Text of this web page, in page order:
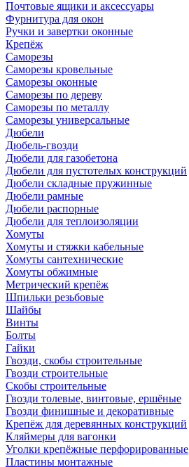
Почтовые ящики и аксессуары
Фурнитура для окон
Ручки и завертки оконные
Крепёж
Саморезы
Саморезы кровельные
Саморезы оконные
Саморезы по дереву
Саморезы по металлу
Саморезы универсальные
Дюбели
Дюбель-гвозди
Дюбели для газобетона
Дюбели для пустотелых конструкций
Дюбели складные пружинные
Дюбели рамные
Дюбели распорные
Дюбели для теплоизоляции
Хомуты
Хомуты и стяжки кабельные
Хомуты сантехнические
Хомуты обжимные
Метрический крепёж
Шпильки резьбовые
Шайбы
Винты
Болты
Гайки
Гвозди, скобы строительные
Гвозди строительные
Скобы строительные
Гвозди толевые, винтовые, ершёные
Гвозди финишные и декоративные
Крепёж для деревянных конструкций
Кляймеры для вагонки
Уголки крепёжные перфорированные
Пластины монтажные